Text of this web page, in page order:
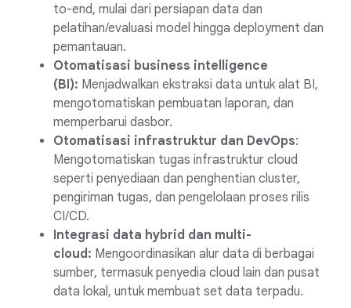
to-end, mulai dari persiapan data dan
pelatihan/evaluasi model hingga deployment dan
pemantauan.
Otomatisasi business intelligence
(BI): Menjadwalkan ekstraksi data untuk alat BI,
mengotomatiskan pembuatan laporan, dan
memperbarui dasbor.
Otomatisasi infrastruktur dan DevOps:
Mengotomatiskan tugas infrastruktur cloud
seperti penyediaan dan penghentian cluster,
pengiriman tugas, dan pengelolaan proses rilis
CI/CD.
Integrasi data hybrid dan multi-
cloud: Mengoordinasikan alur data di berbagai
sumber, termasuk penyedia cloud lain dan pusat
data lokal, untuk membuat set data terpadu.